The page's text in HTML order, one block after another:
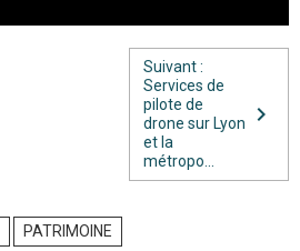
Suivant :
Services de
pilote de
drone sur Lyon
et la
métropo...
PATRIMOINE